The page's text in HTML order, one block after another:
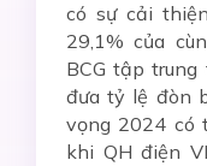
có sự cải
29,1% của
BCG tập
đưa tỷ lệ đòn
vọng 2024 có
khi QH điện